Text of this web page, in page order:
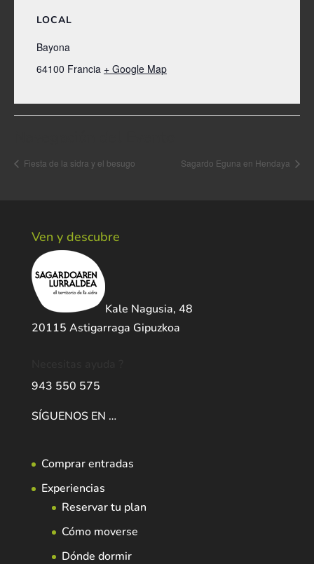
LOCAL
Bayona
64100 Francia + Google Map
Fiesta de la sidra y el besugo Sagardo Eguna en Hendaya
Ven y descubre
Kale Nagusia, 48
20115 Astigarraga Gipuzkoa
943 550 575
SÍGUENOS EN …
Comprar entradas
Experiencias
Reservar tu plan
Cómo moverse
Dónde dormir